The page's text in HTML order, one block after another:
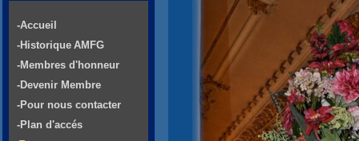
-Accueil
-Historique AMFG
-Membres d'honneur
-Devenir Membre
-Pour nous contacter
-Plan d'accés